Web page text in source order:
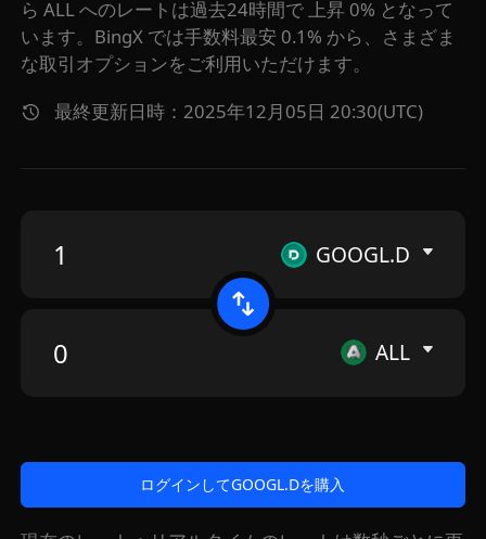
ら ALL へのレートは過去24時間で 上昇 0% となって
います。BingX では手数料最安 0.1% から、さまざま
な取引オプションをご利用いただけます。
最終更新日時：2025年12月05日 20:30(UTC)
GOOGL.D
ALL
ログインしてGOOGL.Dを購入